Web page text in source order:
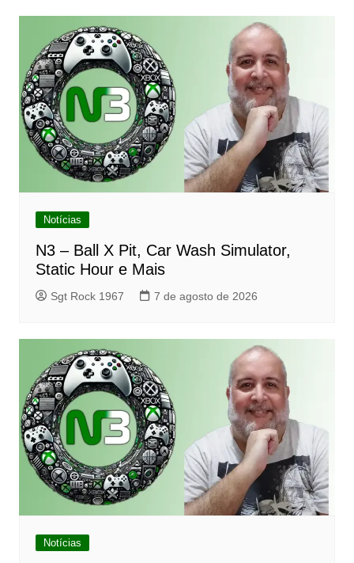
Post
Notícias
N3 – Ball X Pit, Car Wash Simulator,
Static Hour e Mais
Sgt Rock 1967 7 de agosto de 2026
Notícias